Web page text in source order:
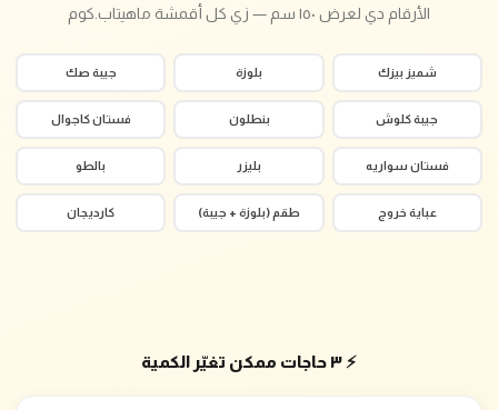
الأرقام دي لعرض ١٥٠ سم — زي كل أقمشة ماهيتاب.كوم
شميز بيزك بلوزة جيبة صك
جيبة كلوش بنطلون فستان كاجوال
فستان سواريه بليزر بالطو
عباية خروج طقم (بلوزة + جيبة) كارديجان
⚡ ٣ حاجات ممكن تغيّر الكمية